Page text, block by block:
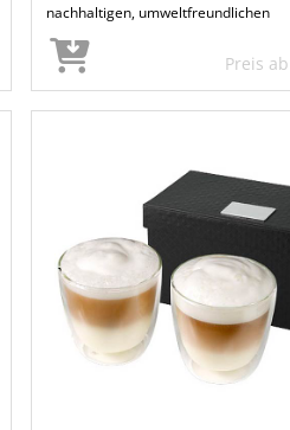
nachhaltigen, umweltfreundlichen
Preis ab